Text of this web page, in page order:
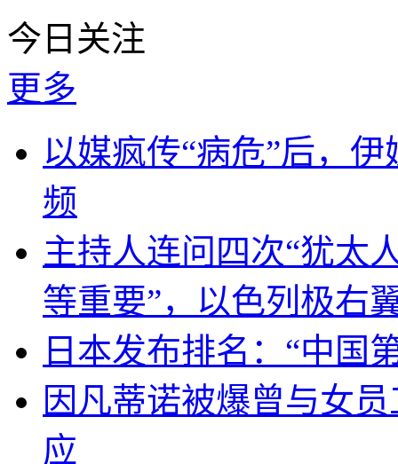
今日关注
更多
以媒疯传“病危”后，
频
主持人连问四次“犹太
等重要”，以色列极右
日本发布排名：“中国
因凡蒂诺被爆曾与女
应